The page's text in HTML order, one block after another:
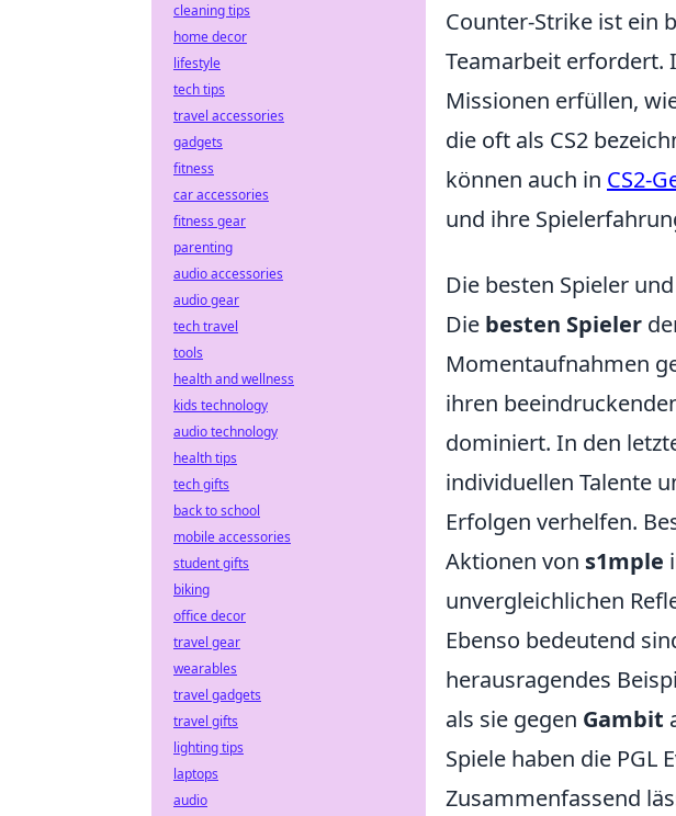
Counter-Strike ist ein
Teamarbeit erfordert.
Missionen erfüllen,
die oft als CS2
können auch in CS2-
und ihre
Die besten Spieler
Die besten Spieler
Momentaufnahmen
ihren
dominiert. In den
individuellen Talente
Erfolgen verhelfen.
Aktionen von s1mple
unvergleichlichen
Ebenso bedeutend
herausragendes
als sie gegen Gambit
Spiele haben die PGL
Zusammenfassend
cleaning tips
home decor
lifestyle
tech tips
travel accessories
gadgets
fitness
car accessories
fitness gear
parenting
audio accessories
audio gear
tech travel
tools
health and wellness
kids technology
audio technology
health tips
tech gifts
back to school
mobile accessories
student gifts
biking
office decor
travel gear
wearables
travel gadgets
travel gifts
lighting tips
laptops
audio